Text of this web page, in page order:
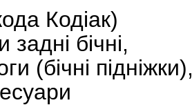
Кодіак)
бічні,
(бічні підніжки),